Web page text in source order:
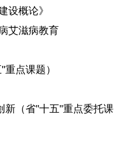
概论》
艾滋病教育
点课题）
（省"十五"重点委托课